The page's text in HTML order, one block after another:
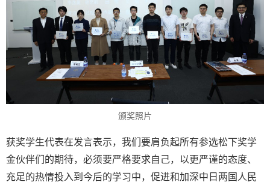
颁奖照片
获奖学生代表在发言表示，我们要肩负起所有参选松下奖学
金伙伴们的期待，必须要严格要求自己，以更严谨的态度、
充足的热情投入到今后的学习中，促进和加深中日两国人民